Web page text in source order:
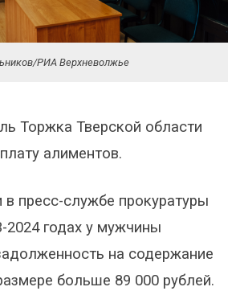
РИА Верхневолжье
Торжка Тверской области
алиментов.
в пресс-службе прокуратуры
2024 годах у мужчины
на содержание
больше 89 000 рублей.